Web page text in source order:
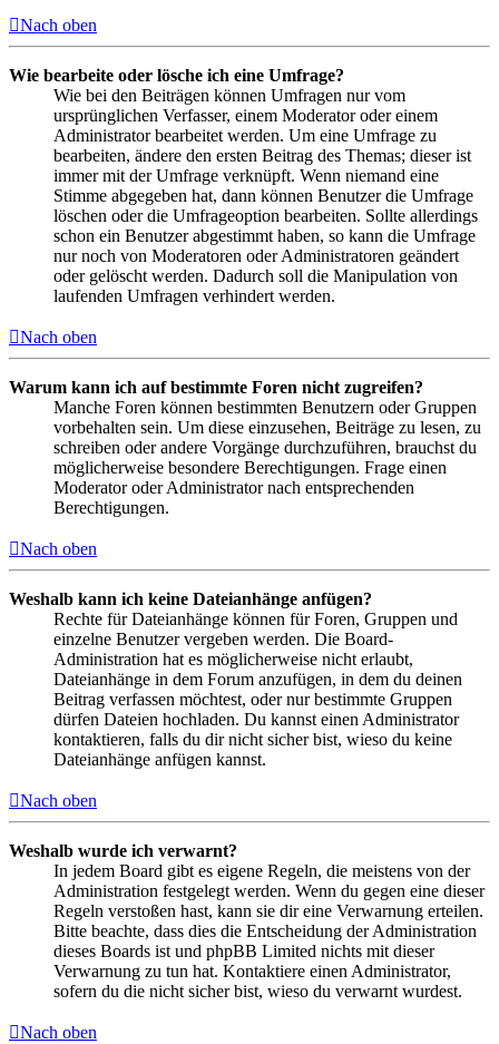
Nach oben
Wie bearbeite oder lösche ich eine Umfrage?
Wie bei den Beiträgen können Umfragen nur vom
ursprünglichen Verfasser, einem Moderator oder einem
Administrator bearbeitet werden. Um eine Umfrage zu
bearbeiten, ändere den ersten Beitrag des Themas; dieser ist
immer mit der Umfrage verknüpft. Wenn niemand eine
Stimme abgegeben hat, dann können Benutzer die Umfrage
löschen oder die Umfrageoption bearbeiten. Sollte allerdings
schon ein Benutzer abgestimmt haben, so kann die Umfrage
nur noch von Moderatoren oder Administratoren geändert
oder gelöscht werden. Dadurch soll die Manipulation von
laufenden Umfragen verhindert werden.
Nach oben
Warum kann ich auf bestimmte Foren nicht zugreifen?
Manche Foren können bestimmten Benutzern oder Gruppen
vorbehalten sein. Um diese einzusehen, Beiträge zu lesen, zu
schreiben oder andere Vorgänge durchzuführen, brauchst du
möglicherweise besondere Berechtigungen. Frage einen
Moderator oder Administrator nach entsprechenden
Berechtigungen.
Nach oben
Weshalb kann ich keine Dateianhänge anfügen?
Rechte für Dateianhänge können für Foren, Gruppen und
einzelne Benutzer vergeben werden. Die Board-
Administration hat es möglicherweise nicht erlaubt,
Dateianhänge in dem Forum anzufügen, in dem du deinen
Beitrag verfassen möchtest, oder nur bestimmte Gruppen
dürfen Dateien hochladen. Du kannst einen Administrator
kontaktieren, falls du dir nicht sicher bist, wieso du keine
Dateianhänge anfügen kannst.
Nach oben
Weshalb wurde ich verwarnt?
In jedem Board gibt es eigene Regeln, die meistens von der
Administration festgelegt werden. Wenn du gegen eine dieser
Regeln verstoßen hast, kann sie dir eine Verwarnung erteilen.
Bitte beachte, dass dies die Entscheidung der Administration
dieses Boards ist und phpBB Limited nichts mit dieser
Verwarnung zu tun hat. Kontaktiere einen Administrator,
sofern du die nicht sicher bist, wieso du verwarnt wurdest.
Nach oben